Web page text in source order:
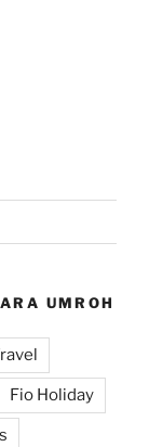
UMROH
Fio Holiday